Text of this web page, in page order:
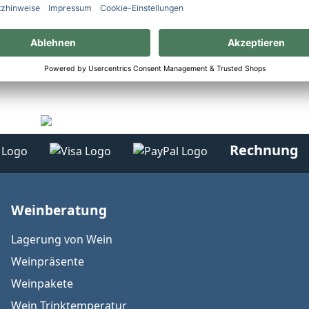
Rechnung
Weinberatung
Lagerung von Wein
Weinpräsente
Weinpakete
Wein Trinktemperatur